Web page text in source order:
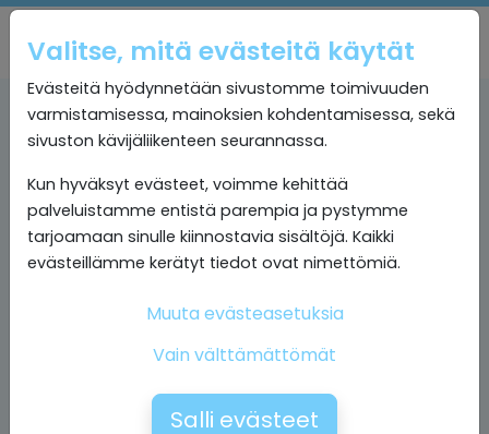
Valitse, mitä evästeitä käytät
Evästeitä hyödynnetään sivustomme toimivuuden
varmistamisessa, mainoksien kohdentamisessa, sekä
sivuston kävijäliikenteen seurannassa.
Kun hyväksyt evästeet, voimme kehittää
palveluistamme entistä parempia ja pystymme
tarjoamaan sinulle kiinnostavia sisältöjä. Kaikki
evästeillämme kerätyt tiedot ovat nimettömiä.
Muuta evästeasetuksia
Vain välttämättömät
Salli evästeet